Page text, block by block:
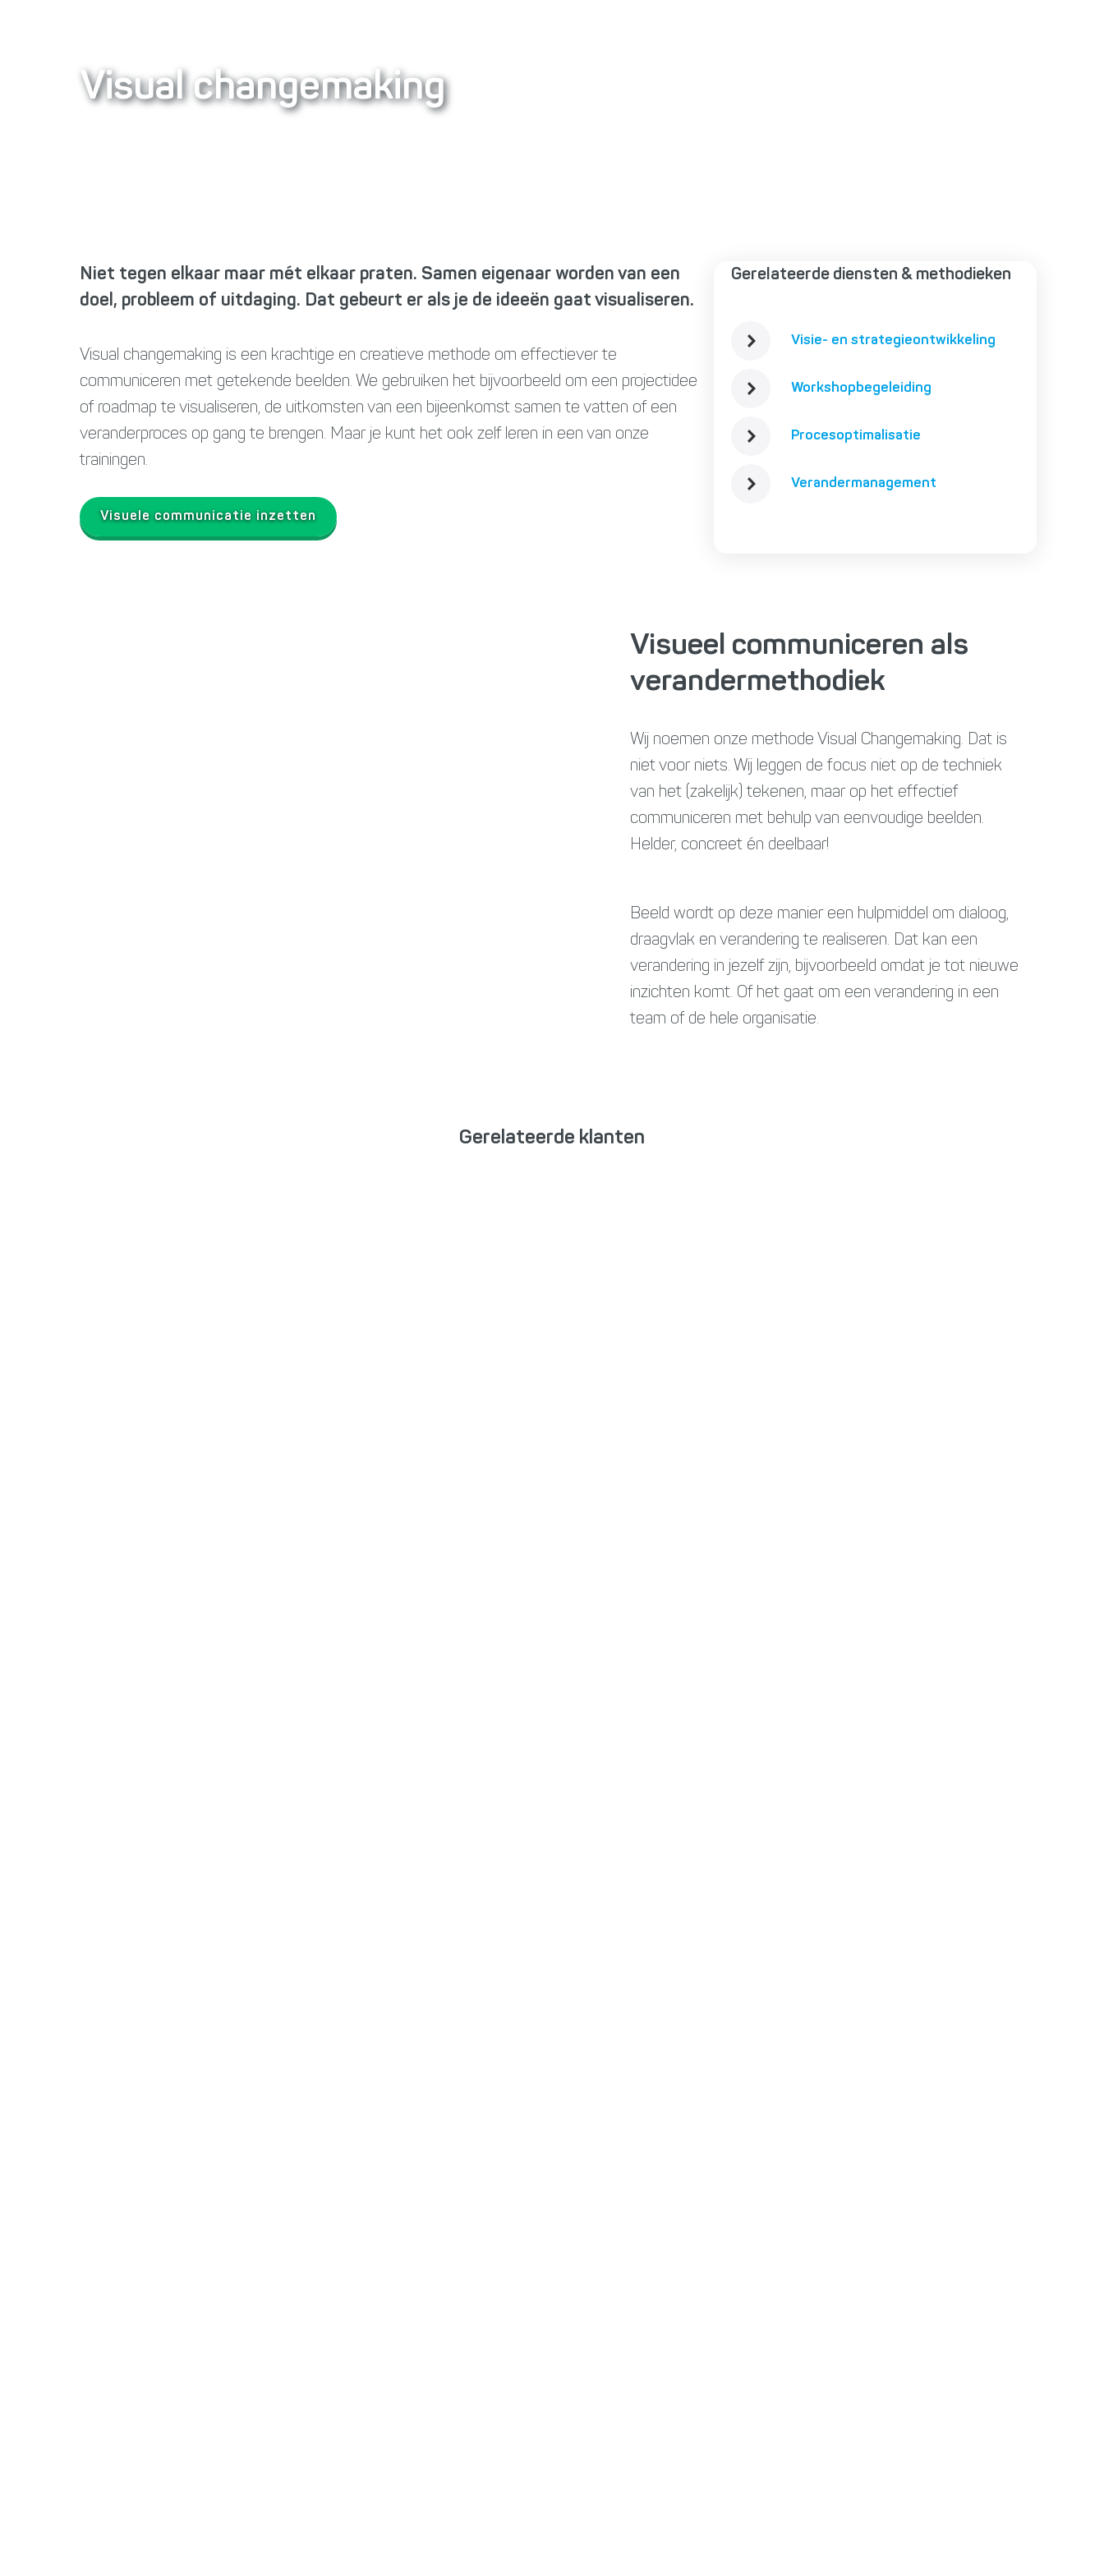
Visual changemaking
Niet tegen elkaar maar mét elkaar praten. Samen eigenaar worden van een
doel, probleem of uitdaging. Dat gebeurt er als je de ideeën gaat visualiseren.
Visual changemaking is een krachtige en creatieve methode om effectiever te
communiceren met getekende beelden. We gebruiken het bijvoorbeeld om een projectidee
of roadmap te visualiseren, de uitkomsten van een bijeenkomst samen te vatten of een
veranderproces op gang te brengen. Maar je kunt het ook zelf leren in een van onze
trainingen.
Visuele communicatie inzetten
Gerelateerde diensten & methodieken
Visie- en strategieontwikkeling
Workshopbegeleiding
Procesoptimalisatie
Verandermanagement
Visueel communiceren als
verandermethodiek
Wij noemen onze methode Visual Changemaking. Dat is
niet voor niets. Wij leggen de focus niet op de techniek
van het (zakelijk) tekenen, maar op het effectief
communiceren met behulp van eenvoudige beelden.
Helder, concreet én deelbaar!
Beeld wordt op deze manier een hulpmiddel om dialoog,
draagvlak en verandering te realiseren. Dat kan een
verandering in jezelf zijn, bijvoorbeeld omdat je tot nieuwe
inzichten komt. Of het gaat om een verandering in een
team of de hele organisatie.
Gerelateerde klanten